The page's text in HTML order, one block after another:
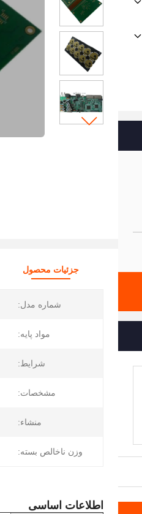
جزئیات محصول
شماره مدل:
مواد پایه:
شرایط:
مشخصات:
منشاء:
وزن ناخالص بسته:
اطلاعات اساسی